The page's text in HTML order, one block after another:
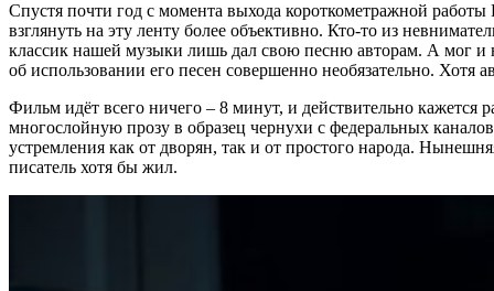
Спустя почти год с момента выхода короткометражной
взглянуть на эту ленту более объективно. Кто-то из
классик нашей музыки лишь дал свою песню авторам. А мог и
об использовании его песен совершенно необязательно. Хотя
Фильм идёт всего ничего – 8 минут, и действительно
многослойную прозу в образец чернухи с федеральных
устремления как от дворян, так и от простого народа.
писатель хотя бы жил.